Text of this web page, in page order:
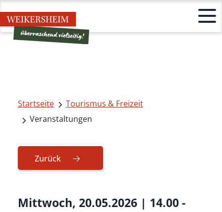
Startseite
Tourismus & Freizeit
Veranstaltungen
Zurück
Mittwoch, 20.05.2026 | 14.00 -